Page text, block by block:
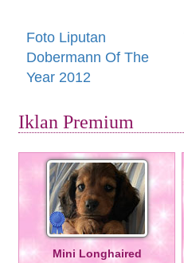
Foto Liputan
Dobermann Of The
Year 2012
Iklan Premium
Mini Longhaired